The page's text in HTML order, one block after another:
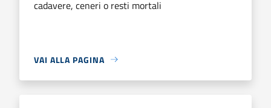
cadavere, ceneri o resti mortali
VAI ALLA PAGINA